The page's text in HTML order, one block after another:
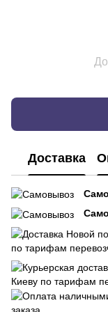
Доставка
по тарифам
Киеву по тарифам